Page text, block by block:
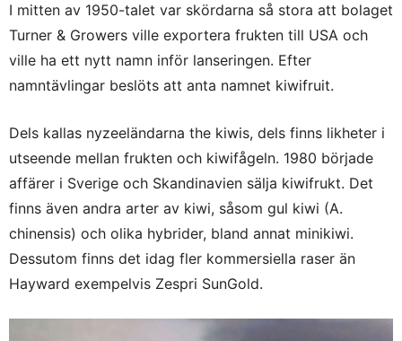
I mitten av 1950-talet var skördarna så stora att bolaget
Turner & Growers ville exportera frukten till USA och
ville ha ett nytt namn inför lanseringen. Efter
namntävlingar beslöts att anta namnet kiwifruit.
Dels kallas nyzeeländarna the kiwis, dels finns likheter i
utseende mellan frukten och kiwifågeln. 1980 började
affärer i Sverige och Skandinavien sälja kiwifrukt. Det
finns även andra arter av kiwi, såsom gul kiwi (A.
chinensis) och olika hybrider, bland annat minikiwi.
Dessutom finns det idag fler kommersiella raser än
Hayward exempelvis Zespri SunGold.